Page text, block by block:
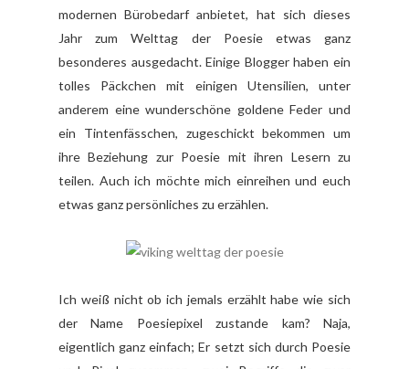
modernen Bürobedarf anbietet, hat sich dieses
Jahr zum Welttag der Poesie etwas ganz
besonderes ausgedacht. Einige Blogger haben ein
tolles Päckchen mit einigen Utensilien, unter
anderem eine wunderschöne goldene Feder und
ein Tintenfässchen, zugeschickt bekommen um
ihre Beziehung zur Poesie mit ihren Lesern zu
teilen. Auch ich möchte mich einreihen und euch
etwas ganz persönliches zu erzählen.
Ich weiß nicht ob ich jemals erzählt habe wie sich
der Name Poesiepixel zustande kam? Naja,
eigentlich ganz einfach; Er setzt sich durch Poesie